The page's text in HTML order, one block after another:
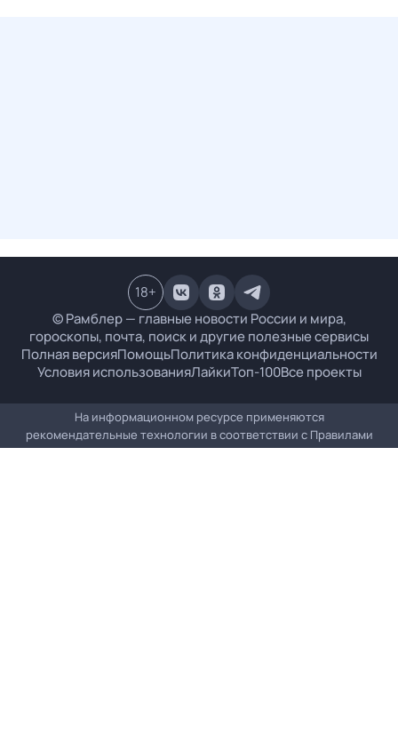
© Рамблер — главные новости России и мира,
гороскопы, почта, поиск и другие полезные сервисы
Полная версияПомощьПолитика конфиденциальности
Условия использованияЛайкиТоп-100Все проекты
18+
На информационном ресурсе применяются
рекомендательные технологии в соответствии с Правилами